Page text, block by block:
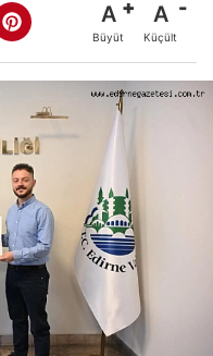
A
Büyüt
A
Küçült